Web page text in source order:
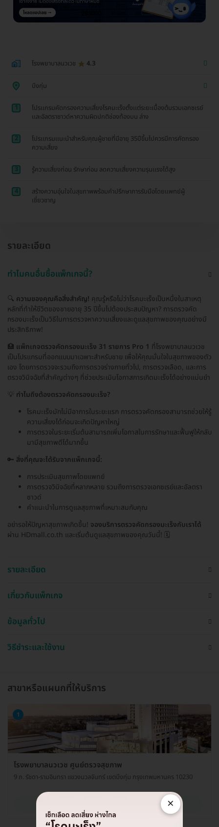
โรงพยาบาลนวเวช 4.3
บึงกุ่ม
1
โปรเเกรมคัดกรองความเสี่ยงโรคมะเร็งตั้งเเต่ระยะเบื้องต้นรวมเอกซเรย์
เเละอัลตราซาวด์หาความผิดปกติช่องท้องบน ล่าง
2
โปรเเกรมเเนะนำสำหรับคุณผู้ชายที่มีอายุ 35ปีขึ้นไปควรมีการคัดกรอง
ความเสี่ยง
3 รู้ความเสี่ยงก่อน รักษาก่อน ลดความเสี่ยงความรุนเเรงได้สูง
4
สร้างความอุ่นใจในสุขภาพพร้อมคำปรึกษาการรับมือโดยเเพทย์ผู้
เชี่ยวชาญ
รายละเอียด
ทำไมคนอื่นซื้อแพ็กเกจนี้?
🔍 ความของคุณคือสิ่งสำคัญ! คุณรู้หรือไม่ว่าโรคมะเร็งเป็นหนึ่งในสาเหตุ
หลักที่ทำให้ชีวิตของชายอายุ 35 ปีขึ้นไปต้องประสบปัญหา? การตรวจคัด
กรองมะเร็งเป็นวิธีในการตรวจหาความเสี่ยงและดูแลสุขภาพของคุณอย่างมี
ประสิทธิภาพ!
🏥 แพ็กเกจตรวจคัดกรองมะเร็ง 31 รายการ Pro 1 ที่โรงพยาบาลนวเวช
เป็นโปรแกรมที่ออกแบบมาเฉพาะสำหรับชาย เพื่อให้คุณมั่นใจในสุขภาพของตัว
เอง โดยการตรวจจะรวมถึงการตรวจร่างกายทั่วไป, การตรวจเลือด, และการ
ตรวจวินิจฉัยที่สำคัญต่างๆ ที่ช่วยประเมินโอกาสการเกิดมะเร็งได้อย่างแม่นยำ
💡 ทำไมถึงต้องตรวจคัดกรองมะเร็ง?
โรคมะเร็งมักไม่มีอาการในระยะแรก การตรวจคัดกรองสามารถช่วยให้รู้
ความเสี่ยงได้ก่อนจะเกิดปัญหาใหญ่
การตรวจในระยะเริ่มต้นสามารถเพิ่มโอกาสในการรักษาและฟื้นฟูให้กลับ
มามีสุขภาพดีได้มากขึ้น
🔑 สิ่งที่คุณจะได้รับจากแพ็กเกจนี้:
การประเมินสุขภาพโดยแพทย์
การตรวจวินิจฉัยที่หลากหลาย รวมถึงการตรวจเอกซเรย์และอัลตรา
ซาวด์
คำแนะนำในการดูแลสุขภาพที่เหมาะสมกับคุณ
อย่ารอให้ปัญหาสุขภาพเกิดขึ้น! จองบริการตรวจคัดกรองมะเร็งกับเราได้
ผ่าน HDmall.co.th และเริ่มต้นดูแลสุขภาพของคุณวันนี้! 🗓️
รายละเอียด
เกี่ยวกับแพ็กเกจ
ข้อมูลทั่วไป
วิธีชำระและใช้งาน
สาขาหรือแผนกที่ให้บริการ
1
โรงพยาบาลนวเวช ศูนย์ตรวจสุขภาพ
9 ถ. รัชดา-รามอินทรา แขวงนวลจันทร์ เขตบึงกุ่ม กรุงเทพมหานคร 10230
×